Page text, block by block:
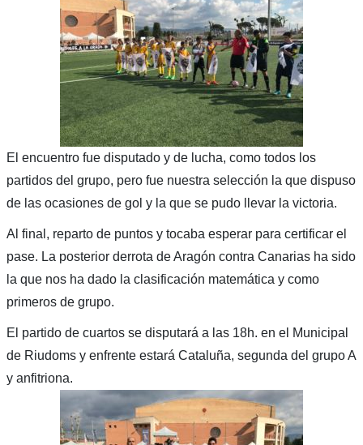
El encuentro fue disputado y de lucha, como todos los
partidos del grupo, pero fue nuestra selección la que dispuso
de las ocasiones de gol y la que se pudo llevar la victoria.
Al final, reparto de puntos y tocaba esperar para certificar el
pase. La posterior derrota de Aragón contra Canarias ha sido
la que nos ha dado la clasificación matemática y como
primeros de grupo.
El partido de cuartos se disputará a las 18h. en el Municipal
de Riudoms y enfrente estará Cataluña, segunda del grupo A
y anfitriona.